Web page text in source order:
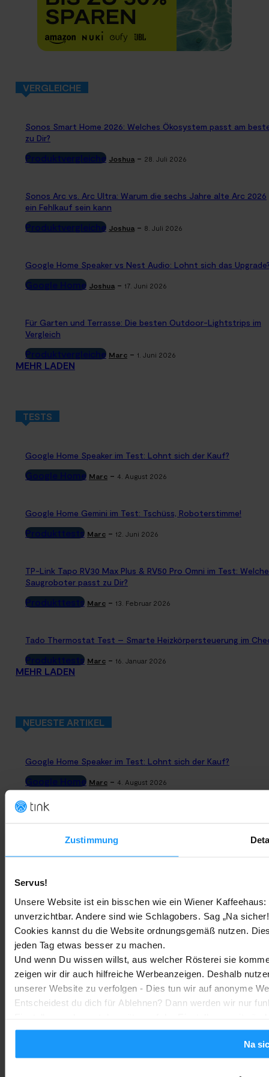
Zustimmung
Servus!
Unsere Website ist ein bisschen wie ein Wiener
unverzichtbar. Andere sind wie Schlagobers. Sag „Na
Cookies kannst du die Website ordnungsgemäß nutzen.
jeden Tag etwas besser zu machen.
Und wenn Du wissen willst, aus welcher Rösterei sie
zeigen wir dir auch hilfreiche Werbeanzeigen. Deshalb
unserer Website zu verfolgen - Dies tun wir auf anonyme
Entscheidest du dich für Ablehnen? Dann werden wir nur
Na
VERGLEICHE
Sonos Smart Home 2026: Welches Ökosystem passt am
zu Dir?
Produktvergleiche Joshua - 28. Juli 2026
Sonos Arc vs. Arc Ultra: Warum die sechs Jahre alte Arc 2026
ein Fehlkauf sein kann
Produktvergleiche Joshua - 8. Juli 2026
Google Home Speaker vs Nest Audio: Lohnt sich das
Google Home Joshua - 17. Juni 2026
Für Garten und Terrasse: Die besten Outdoor-Lightstrips im
Vergleich
Produktvergleiche Marc - 1. Juni 2026
MEHR LADEN
TESTS
Google Home Speaker im Test: Lohnt sich der Kauf?
Google Home Marc - 4. August 2026
Google Home Gemini im Test: Tschüss, Roboterstimme!
Produkttests Marc - 12. Juni 2026
TP-Link Tapo RV30 Max Plus & RV50 Pro Omni im Test:
Saugroboter passt zu Dir?
Produkttests Marc - 13. Februar 2026
Tado Thermostat Test – Smarte Heizkörpersteuerung im
Produkttests Marc - 16. Januar 2026
MEHR LADEN
NEUESTE ARTIKEL
Google Home Speaker im Test: Lohnt sich der Kauf?
Google Home Marc - 4. August 2026
Sony WH-CH730N geleakt: Alles zu Sonys neuen Budget-
Kopfhörern
Trends & Technologien Marc - 2. August 2026
Homematic IP Kamera: Die neue Kamerafamilie im Überblick
Smarte Sicherheit Marc - 1. August 2026
MEHR LADEN